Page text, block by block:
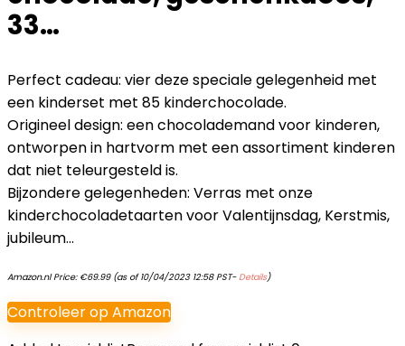
33…
Perfect cadeau: vier deze speciale gelegenheid met
een kinderset met 85 kinderchocolade.
Origineel design: een chocolademand voor kinderen,
ontworpen in hartvorm met een assortiment kinderen
dat niet teleurgesteld is.
Bijzondere gelegenheden: Verras met onze
kinderchocoladetaarten voor Valentijnsdag, Kerstmis,
jubileum…
Amazon.nl Price: €69.99(as of 10/04/2023 12:58 PST- Details)
Controleer op Amazon